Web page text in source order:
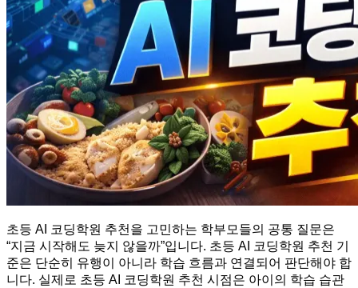
초등 AI 코딩학원 추천을 고민하는 학부모들의 공통 질문은
“지금 시작해도 늦지 않을까”입니다. 초등 AI 코딩학원 추천 기
준은 단순히 유행이 아니라 학습 흐름과 연결되어 판단해야 합
니다. 실제로 초등 AI 코딩학원 추천 시점은 아이의 학습 습관